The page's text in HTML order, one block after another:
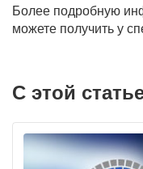
Более подробную
можете получить у
С этой